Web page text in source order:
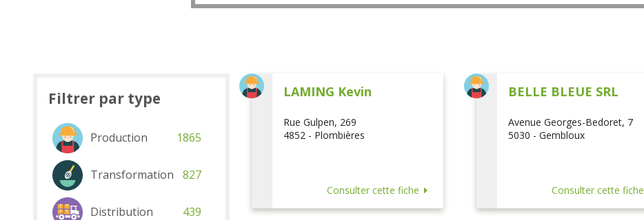
LAMING Kevin
Rue Gulpen, 269
4852 - Plombières
Consulter cette fiche
BELLE BLEUE SRL
Avenue Georges-Bedoret, 7
5030 - Gembloux
Consulter cette fiche
Filtrer par type
Production 1865
Transformation 827
Distribution 439